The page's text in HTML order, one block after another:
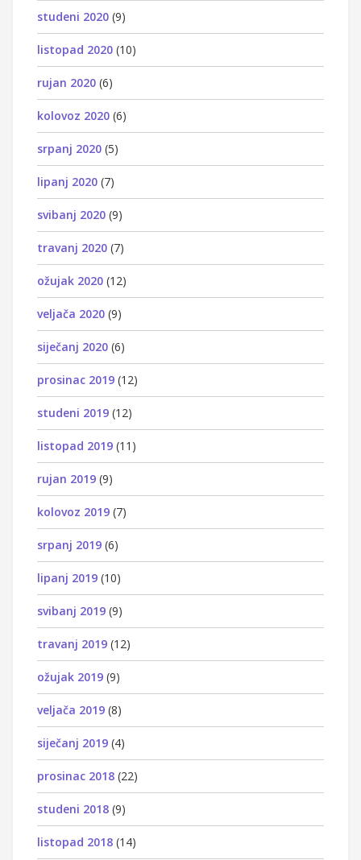
studeni 2020 (9)
listopad 2020 (10)
rujan 2020 (6)
kolovoz 2020 (6)
srpanj 2020 (5)
lipanj 2020 (7)
svibanj 2020 (9)
travanj 2020 (7)
ožujak 2020 (12)
veljača 2020 (9)
siječanj 2020 (6)
prosinac 2019 (12)
studeni 2019 (12)
listopad 2019 (11)
rujan 2019 (9)
kolovoz 2019 (7)
srpanj 2019 (6)
lipanj 2019 (10)
svibanj 2019 (9)
travanj 2019 (12)
ožujak 2019 (9)
veljača 2019 (8)
siječanj 2019 (4)
prosinac 2018 (22)
studeni 2018 (9)
listopad 2018 (14)